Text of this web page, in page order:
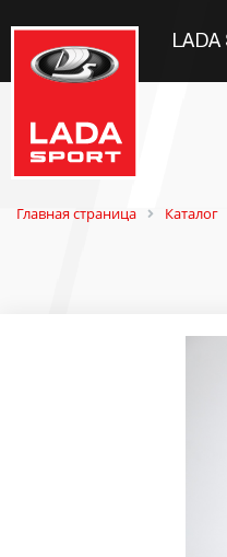
Главная страница Каталог